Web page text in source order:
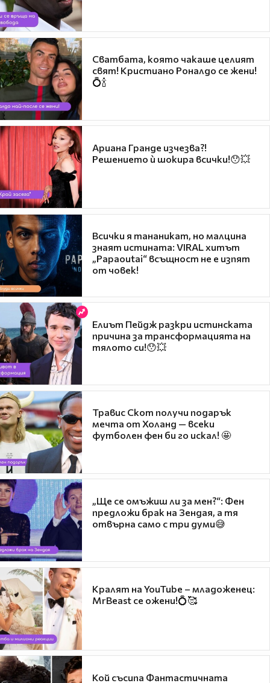
Сватбата, която чакаше целият
свят! Кристиано Роналдо се жени!
💍🍾
Ариана Гранде изчезва?!
Решението ѝ шокира всички!😯💥
Всички я тананикат, но малцина
знаят истината: VIRAL хитът
„Papaoutai“ всъщност не е изпят
от човек!
Елиът Пейдж разкри истинската
причина за трансформацията на
тялото си!😯💥
Травис Скот получи подарък
мечта от Холанд — всеки
футболен фен би го искал! 🤩
„Ще се омъжиш ли за мен?“: Фен
предложи брак на Зендая, а тя
отвърна само с три думи😅
Кралят на YouTube – младоженец:
MrBeast се ожени!💍🥰
Кой съсипа Фантастичната